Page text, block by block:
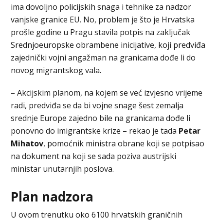
ima dovoljno policijskih snaga i tehnike za nadzor
vanjske granice EU. No, problem je što je Hrvatska
prošle godine u Pragu stavila potpis na zaključak
Srednjoeuropske obrambene inicijative, koji predviđa
zajednički vojni angažman na granicama dođe li do
novog migrantskog vala.
– Akcijskim planom, na kojem se već izvjesno vrijeme
radi, predviđa se da bi vojne snage šest zemalja
srednje Europe zajedno bile na granicama dođe li
ponovno do imigrantske krize – rekao je tada Petar
Mihatov, pomoćnik ministra obrane koji se potpisao
na dokument na koji se sada poziva austrijski
ministar unutarnjih poslova.
Plan nadzora
U ovom trenutku oko 6100 hrvatskih graničnih